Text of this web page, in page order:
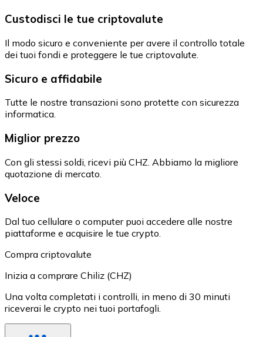
Custodisci le tue criptovalute
Il modo sicuro e conveniente per avere il controllo totale
dei tuoi fondi e proteggere le tue criptovalute.
Sicuro e affidabile
Tutte le nostre transazioni sono protette con sicurezza
informatica.
Miglior prezzo
Con gli stessi soldi, ricevi più CHZ. Abbiamo la migliore
quotazione di mercato.
Veloce
Dal tuo cellulare o computer puoi accedere alle nostre
piattaforme e acquisire le tue crypto.
Compra criptovalute
Inizia a comprare Chiliz (CHZ)
Una volta completati i controlli, in meno di 30 minuti
riceverai le crypto nei tuoi portafogli.